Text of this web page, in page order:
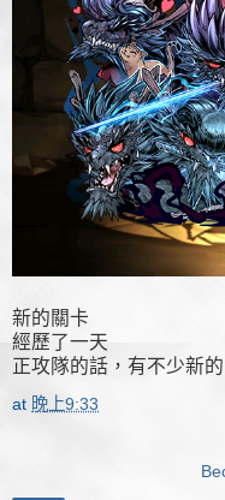
新的關卡
經歷了一天
正攻隊的話，有不少新
at 晚上9:33